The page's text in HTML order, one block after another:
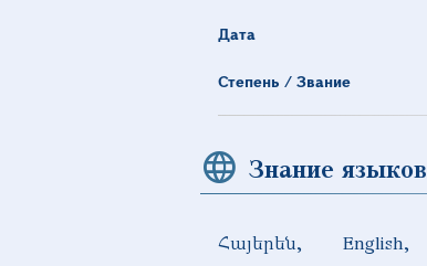
Дата
Степень / Звание
Знание языков
Հայերեն English